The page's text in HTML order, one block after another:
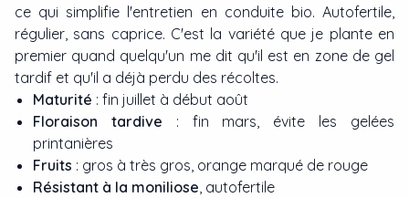
ce qui simplifie l'entretien en conduite bio. Autofertile,
régulier, sans caprice. C'est la variété que je plante en
premier quand quelqu'un me dit qu'il est en zone de gel
tardif et qu'il a déjà perdu des récoltes.
Maturité : fin juillet à début août
Floraison tardive : fin mars, évite les gelées
printanières
Fruits : gros à très gros, orange marqué de rouge
Résistant à la moniliose , autofertile